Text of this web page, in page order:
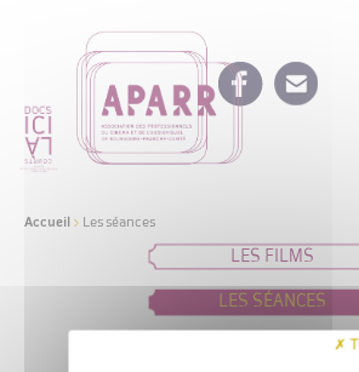
Accueil > Les séances
LES FILMS
LES SÉANCES
IDÉES DE